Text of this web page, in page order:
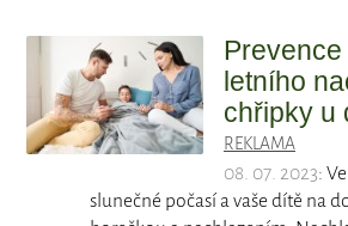
letního
chřipky u
REKLAMA
08. 07. 2023:
slunečné počasí a vaše dítě na